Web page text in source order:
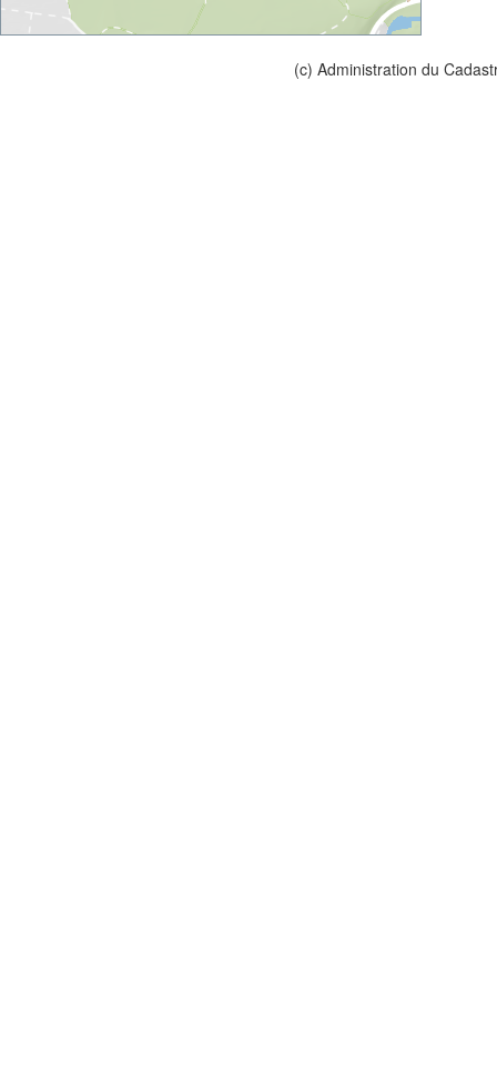
(c) Administration du